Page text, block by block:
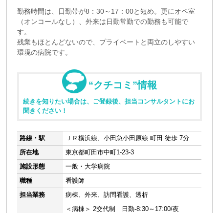
勤務時間は、日勤帯が8：30～17：00と短め。更にオペ室
（オンコールなし）、外来は日勤常勤での勤務も可能で
す。
残業もほとんどないので、プライベートと両立のしやすい
環境の病院です。
“クチコミ”情報
続きを知りたい場合は、ご登録後、担当コンサルタントにお
聞きください！
路線・駅
ＪＲ横浜線、小田急小田原線 町田 徒歩 7分
所在地
東京都町田市中町1-23-3
施設形態
一般・大学病院
職種
看護師
担当業務
病棟、外来、訪問看護、透析
＜病棟＞ 2交代制 日勤-8:30～17:00/夜